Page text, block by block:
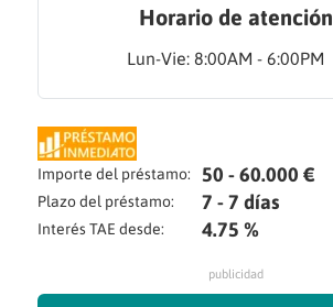
Horario de atención
Lun-Vie: 8:00AM - 6:00PM
Importe del préstamo: 50 - 60.000 €
Plazo del préstamo: 7 - 7 días
Interés TAE desde: 4.75 %
publicidad